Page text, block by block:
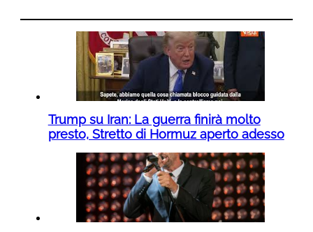
Trump su Iran: La guerra finirà molto
presto, Stretto di Hormuz aperto adesso